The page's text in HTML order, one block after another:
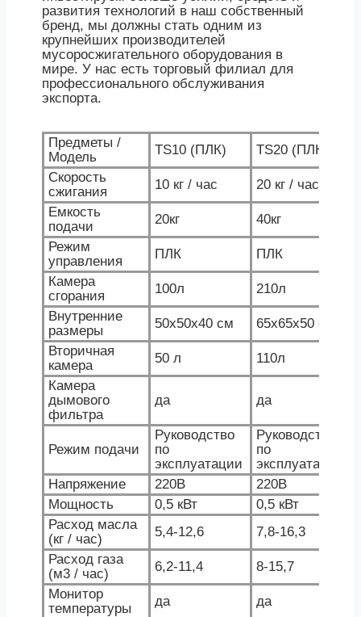
развития технологий в наш собственный
бренд, мы должны стать одним из
крупнейших производителей
мусоросжигательного оборудования в
мире. У нас есть торговый филиал для
профессионального обслуживания
экспорта.
Предметы /
Модель
TS10 (ПЛК) TS20 (ПЛК)
Скорость
сжигания
10 кг / час 20 кг / час
Емкость
подачи
20кг 40кг
Режим
управления
ПЛК ПЛК
Камера
сгорания
100л 210л
Внутренние
размеры
50x50x40 см 65x65x50 см
Вторичная
камера
50 л 110л
Камера
дымового
фильтра
да да
Режим подачи
Руководство
по
эксплуатации
Руководство
по
эксплуатации
Напряжение
220В 220В
Мощность
0,5 кВт 0,5 кВт
Расход масла
(кг / час)
5,4-12,6 7,8-16,3
Расход газа
(м3 / час)
6,2-11,4 8-15,7
Монитор
температуры
да да